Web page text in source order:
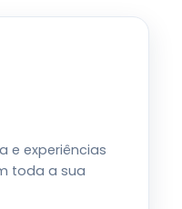
e experiências
toda a sua